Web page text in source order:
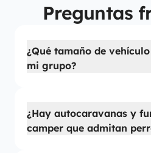
Preguntas
¿Qué tamaño de
mi grupo?
¿Hay autocaravanas y
camper que admitan